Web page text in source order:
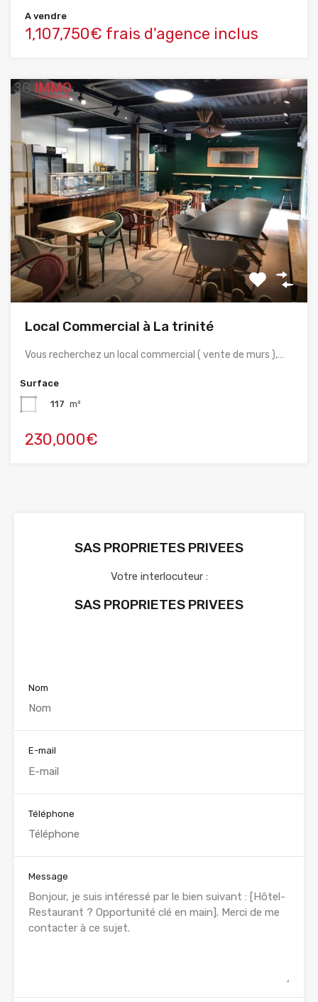
A vendre
1,107,750€ frais d'agence inclus
Local Commercial à La trinité
Vous recherchez un local commercial ( vente de murs ),…
Surface
117 m²
230,000€
SAS PROPRIETES PRIVEES
Votre interlocuteur :
SAS PROPRIETES PRIVEES
Nom
E-mail
Téléphone
Message